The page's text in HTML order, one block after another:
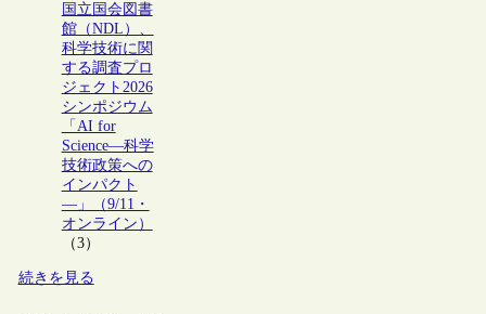
国立国会図書
館（NDL）、
科学技術に関
する調査プロ
ジェクト2026
シンポジウム
「AI for
Science―科学
技術政策への
インパクト
―」（9/11・
オンライン）
（3）
続きを見る